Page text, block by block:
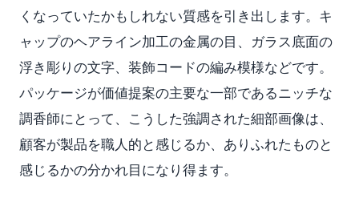
くなっていたかもしれない質感を引き出します。キ
ャップのヘアライン加工の金属の目、ガラス底面の
浮き彫りの文字、装飾コードの編み模様などです。
パッケージが価値提案の主要な一部であるニッチな
調香師にとって、こうした強調された細部画像は、
顧客が製品を職人的と感じるか、ありふれたものと
感じるかの分かれ目になり得ます。